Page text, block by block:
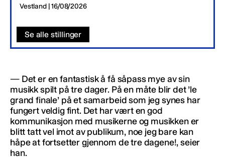
Vestland | 16/08/2026
Se alle stillinger
— Det er en fantastisk å få såpass mye av sin
musikk spilt på tre dager. På en måte blir det ’le
grand finale’ på et samarbeid som jeg synes har
fungert veldig fint. Det har vært en god
kommunikasjon med musikerne og musikken er
blitt tatt vel imot av publikum, noe jeg bare kan
håpe at fortsetter gjennom de tre dagene!, seier
han.